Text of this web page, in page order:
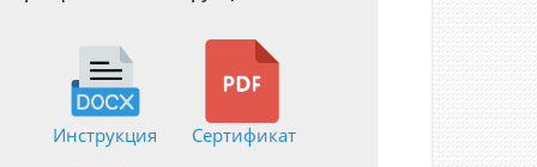
Инструкция Сертификат